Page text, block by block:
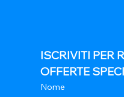
ISCRIVITI PER
OFFERTE
Nome